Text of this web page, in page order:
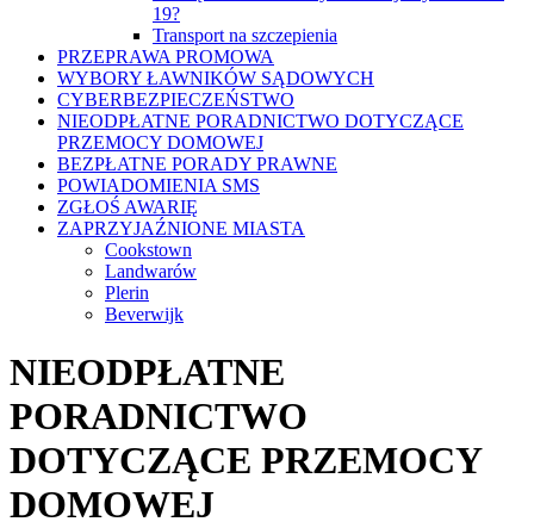
19?
Transport na szczepienia
PRZEPRAWA PROMOWA
WYBORY ŁAWNIKÓW SĄDOWYCH
CYBERBEZPIECZEŃSTWO
NIEODPŁATNE PORADNICTWO DOTYCZĄCE
PRZEMOCY DOMOWEJ
BEZPŁATNE PORADY PRAWNE
POWIADOMIENIA SMS
ZGŁOŚ AWARIĘ
ZAPRZYJAŹNIONE MIASTA
Cookstown
Landwarów
Plerin
Beverwijk
NIEODPŁATNE
PORADNICTWO
DOTYCZĄCE PRZEMOCY
DOMOWEJ